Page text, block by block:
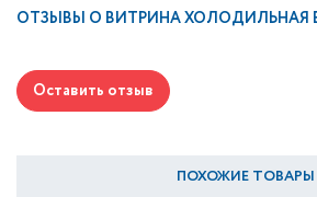
ОТЗЫВЫ О ВИТРИНА ХОЛОДИЛЬНАЯ
Оставить отзыв
ПОХОЖИЕ ТОВАРЫ